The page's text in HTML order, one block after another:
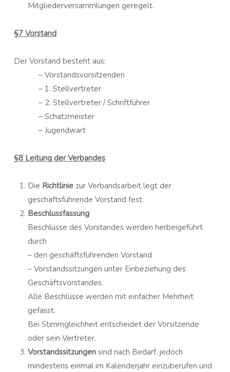
Mitgliederversammlungen geregelt.
§7 Vorstand
Der Vorstand besteht aus:
– Vorstandsvorsitzenden
– 1. Stellvertreter
– 2. Stellvertreter / Schriftführer
– Schatzmeister
– Jugendwart
§8 Leitung der Verbandes
Die Richtlinie zur Verbandsarbeit legt der
geschäftsführende Vorstand fest.
Beschlussfassung
Beschlüsse des Vorstandes werden herbeigeführt
durch
– den geschäftsführenden Vorstand
– Vorstandssitzungen unter Einbeziehung des
Geschäftsvorstandes.
Alle Beschlüsse werden mit einfacher Mehrheit
gefasst.
Bei Stimmgleichheit entscheidet der Vorsitzende
oder sein Vertreter.
Vorstandssitzungen sind nach Bedarf, jedoch
mindestens einmal im Kalenderjahr einzuberufen und